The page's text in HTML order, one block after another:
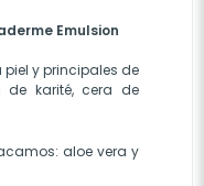
Emulsion
y principales de
de karité, cera de
aloe vera y